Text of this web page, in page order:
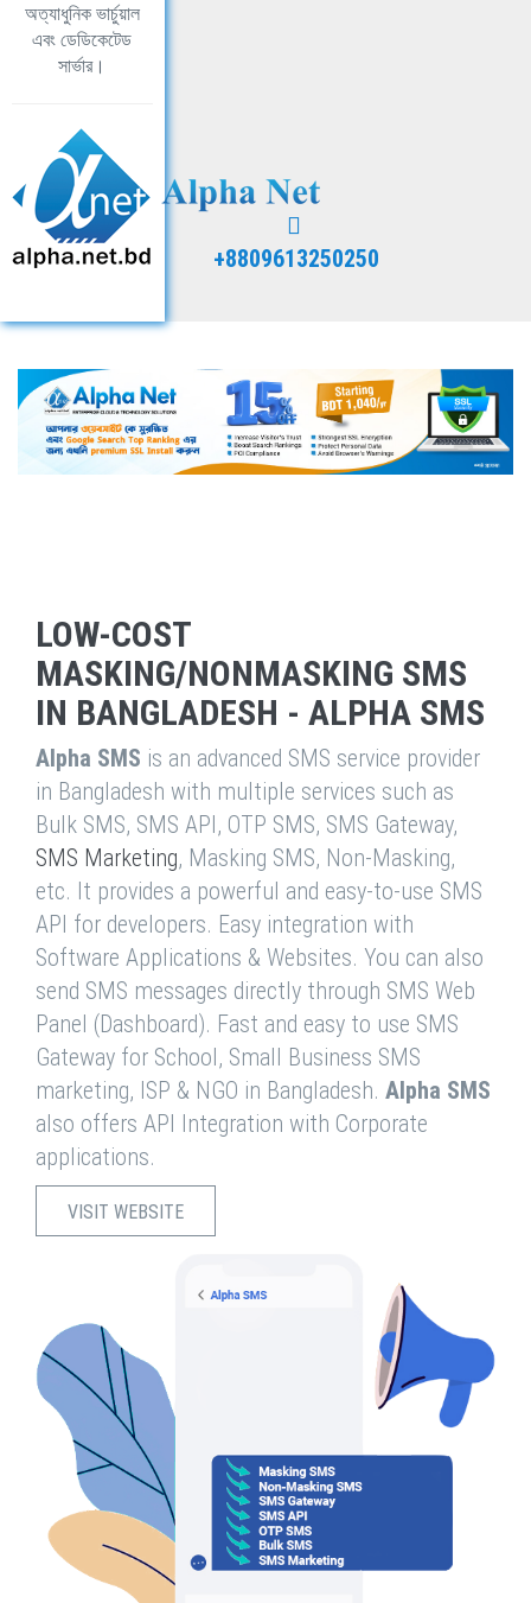
অত্যাধুনিক ভার্চুয়াল
এবং ডেডিকেটেড
সার্ভার।
+8809613250250
LOW-COST
MASKING/NONMASKING SMS
IN BANGLADESH - ALPHA SMS
Alpha SMS is an advanced SMS service provider
in Bangladesh with multiple services such as
Bulk SMS, SMS API, OTP SMS, SMS Gateway,
SMS Marketing, Masking SMS, Non-Masking,
etc. It provides a powerful and easy-to-use SMS
API for developers. Easy integration with
Software Applications & Websites. You can also
send SMS messages directly through SMS Web
Panel (Dashboard). Fast and easy to use SMS
Gateway for School, Small Business SMS
marketing, ISP & NGO in Bangladesh. Alpha SMS
also offers API Integration with Corporate
applications.
VISIT WEBSITE